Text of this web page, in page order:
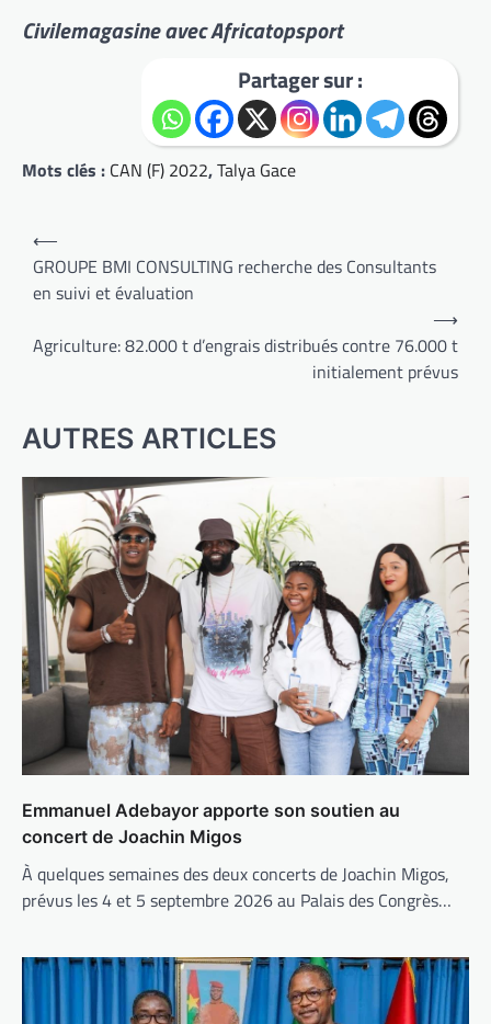
Civilemagasine avec Africatopsport
Partager sur :
Mots clés : CAN (F) 2022,Talya Gace
Navigation
de
l’article
⟵
GROUPE BMI CONSULTING recherche des Consultants
en suivi et évaluation
Agriculture: 82.000 t d’engrais distribués contre 76.000 t
initialement prévus
⟶
AUTRES ARTICLES
Emmanuel Adebayor apporte son soutien au
concert de Joachin Migos
À quelques semaines des deux concerts de Joachin Migos,
prévus les 4 et 5 septembre 2026 au Palais des Congrès…